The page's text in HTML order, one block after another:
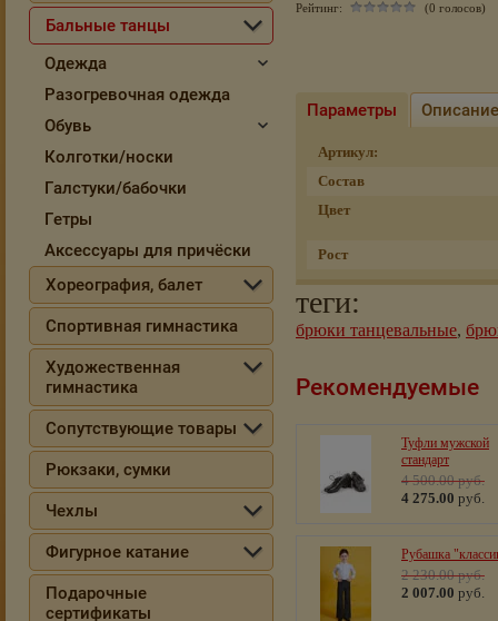
Рейтинг: (0 голосов)
Параметры Описание
Артикул:
Состав
Цвет
Рост
теги:
брюки танцевальные,
Рекомендуемые
Туфли мужской
стандарт
4 500.00руб.
4 275.00 руб.
Рубашка
2 230.00руб.
2 007.00 руб.
Бальные танцы
Одежда
Разогревочная одежда
Обувь
Колготки/носки
Галстуки/бабочки
Гетры
Аксессуары для причёски
Хореография, балет
Спортивная гимнастика
Художественная
гимнастика
Сопутствующие товары
Рюкзаки, сумки
Чехлы
Фигурное катание
Подарочные
сертификаты